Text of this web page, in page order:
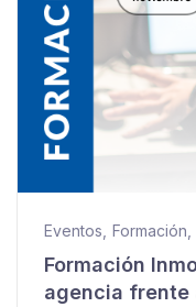
Eventos Formación
Formación
agencia frente